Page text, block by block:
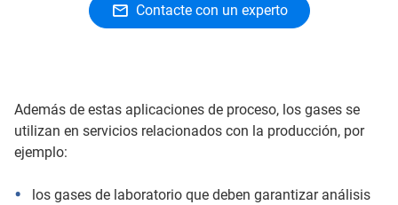
Contacte con un experto
Además de estas aplicaciones de proceso, los gases se
utilizan en servicios relacionados con la producción, por
ejemplo:
los gases de laboratorio que deben garantizar análisis